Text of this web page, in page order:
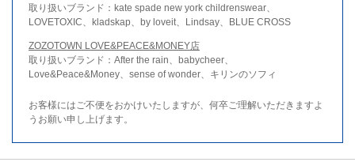
取り扱いブランド：kate spade new york childrenswear、
LOVETOXIC、kladskap、by loveit、Lindsay、BLUE CROSS
ZOZOTOWN LOVE&PEACE&MONEY店
取り扱いブランド：After the rain、babycheer、
Love&Peace&Money、sense of wonder、キリンのソフィ
お客様にはご不便をおかけいたしますが、何卒ご理解いただきますよ
うお願い申し上げます。